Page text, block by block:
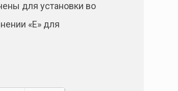
для установки во
«Е» для